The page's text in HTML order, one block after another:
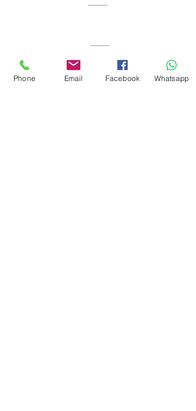
Phone Email Facebook Whatsapp